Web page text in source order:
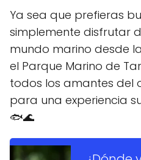
Ya sea que prefieras
simplemente disfrutar
mundo marino desde
el Parque Marino de
todos los amantes del
para una experiencia
🐟🌊